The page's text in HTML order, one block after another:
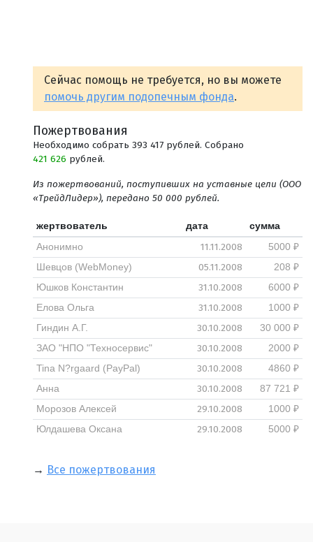
Сейчас помощь не требуется, но вы можете
помочь другим подопечным фонда.
Пожертвования
Необходимо собрать 393 417 рублей. Собрано
421 626 рублей.
Из пожертвований, поступивших на уставные цели (ООО
«ТрейдЛидер»), передано 50 000 рублей.
жертвователь дата
сумма
Анонимно
11.11.2008
5000 ₽
Шевцов (WebMoney)
05.11.2008
208 ₽
Юшков Константин
31.10.2008
6000 ₽
Елова Ольга
31.10.2008
1000 ₽
Гиндин А.Г.
30.10.2008
30 000 ₽
ЗАО "НПО "Техносервис"
30.10.2008
2000 ₽
Tina N?rgaard (PayPal)
30.10.2008
4860 ₽
Анна
30.10.2008
87 721 ₽
Морозов Алексей
29.10.2008
1000 ₽
Юлдашева Оксана
29.10.2008 5000 ₽
→ Все пожертвования